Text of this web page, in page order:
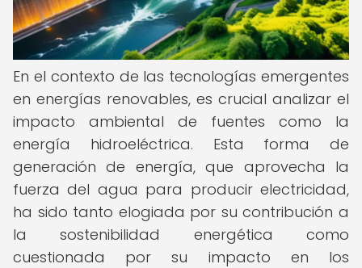
En el contexto de las tecnologías emergentes
en energías renovables, es crucial analizar el
impacto ambiental de fuentes como la
energía hidroeléctrica. Esta forma de
generación de energía, que aprovecha la
fuerza del agua para producir electricidad,
ha sido tanto elogiada por su contribución a
la sostenibilidad energética como
cuestionada por su impacto en los